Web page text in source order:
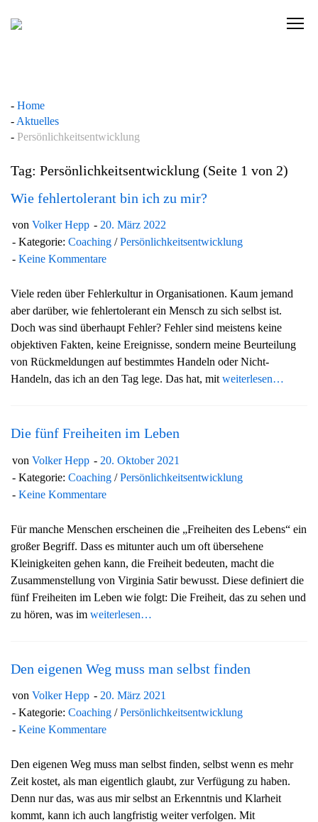
C
v
a
Home
Aktuelles
Persönlichkeitsentwicklung
Tag: Persönlichkeitsentwicklung (Seite 1 von 2)
Wie fehlertolerant bin ich zu mir?
von Volker Hepp
20. März 2022
Kategorie: Coaching /Persönlichkeitsentwicklung
Keine Kommentare
Viele reden über Fehlerkultur in Organisationen. Kaum jemand
aber darüber, wie fehlertolerant ein Mensch zu sich selbst ist.
Doch was sind überhaupt Fehler? Fehler sind meistens keine
objektiven Fakten, keine Ereignisse, sondern meine Beurteilung
von Rückmeldungen auf bestimmtes Handeln oder Nicht-
Handeln, das ich an den Tag lege. Das hat, mit weiterlesen…
Die fünf Freiheiten im Leben
von Volker Hepp
20. Oktober 2021
Kategorie: Coaching /Persönlichkeitsentwicklung
Keine Kommentare
Für manche Menschen erscheinen die „Freiheiten des Lebens“ ein
großer Begriff. Dass es mitunter auch um oft übersehene
Kleinigkeiten gehen kann, die Freiheit bedeuten, macht die
Zusammenstellung von Virginia Satir bewusst. Diese definiert die
fünf Freiheiten im Leben wie folgt: Die Freiheit, das zu sehen und
zu hören, was im weiterlesen…
Den eigenen Weg muss man selbst finden
von Volker Hepp
20. März 2021
Kategorie: Coaching /Persönlichkeitsentwicklung
Keine Kommentare
Den eigenen Weg muss man selbst finden, selbst wenn es mehr
Zeit kostet, als man eigentlich glaubt, zur Verfügung zu haben.
Denn nur das, was aus mir selbst an Erkenntnis und Klarheit
kommt, kann ich auch langfristig weiter verfolgen. Mit